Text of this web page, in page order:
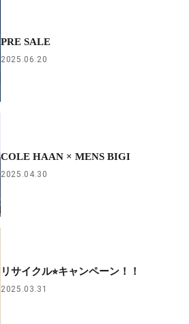
PRE SALE
2025.06.20
COLE HAAN × MENS BIGI
2025.04.30
リサイクル⭐︎キャンペーン！！
2025.03.31